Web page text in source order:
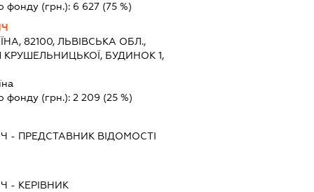
фонду (грн.): 6 627 (75 %)
82100, ЛЬВІВСЬКА ОБЛ.,
БУДИНОК 1,
фонду (грн.): 2 209 (25 %)
- ПРЕДСТАВНИК ВІДОМОСТІ
- КЕРІВНИК